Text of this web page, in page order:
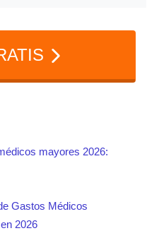
con
mayores 2026:
Gastos Médicos
2026